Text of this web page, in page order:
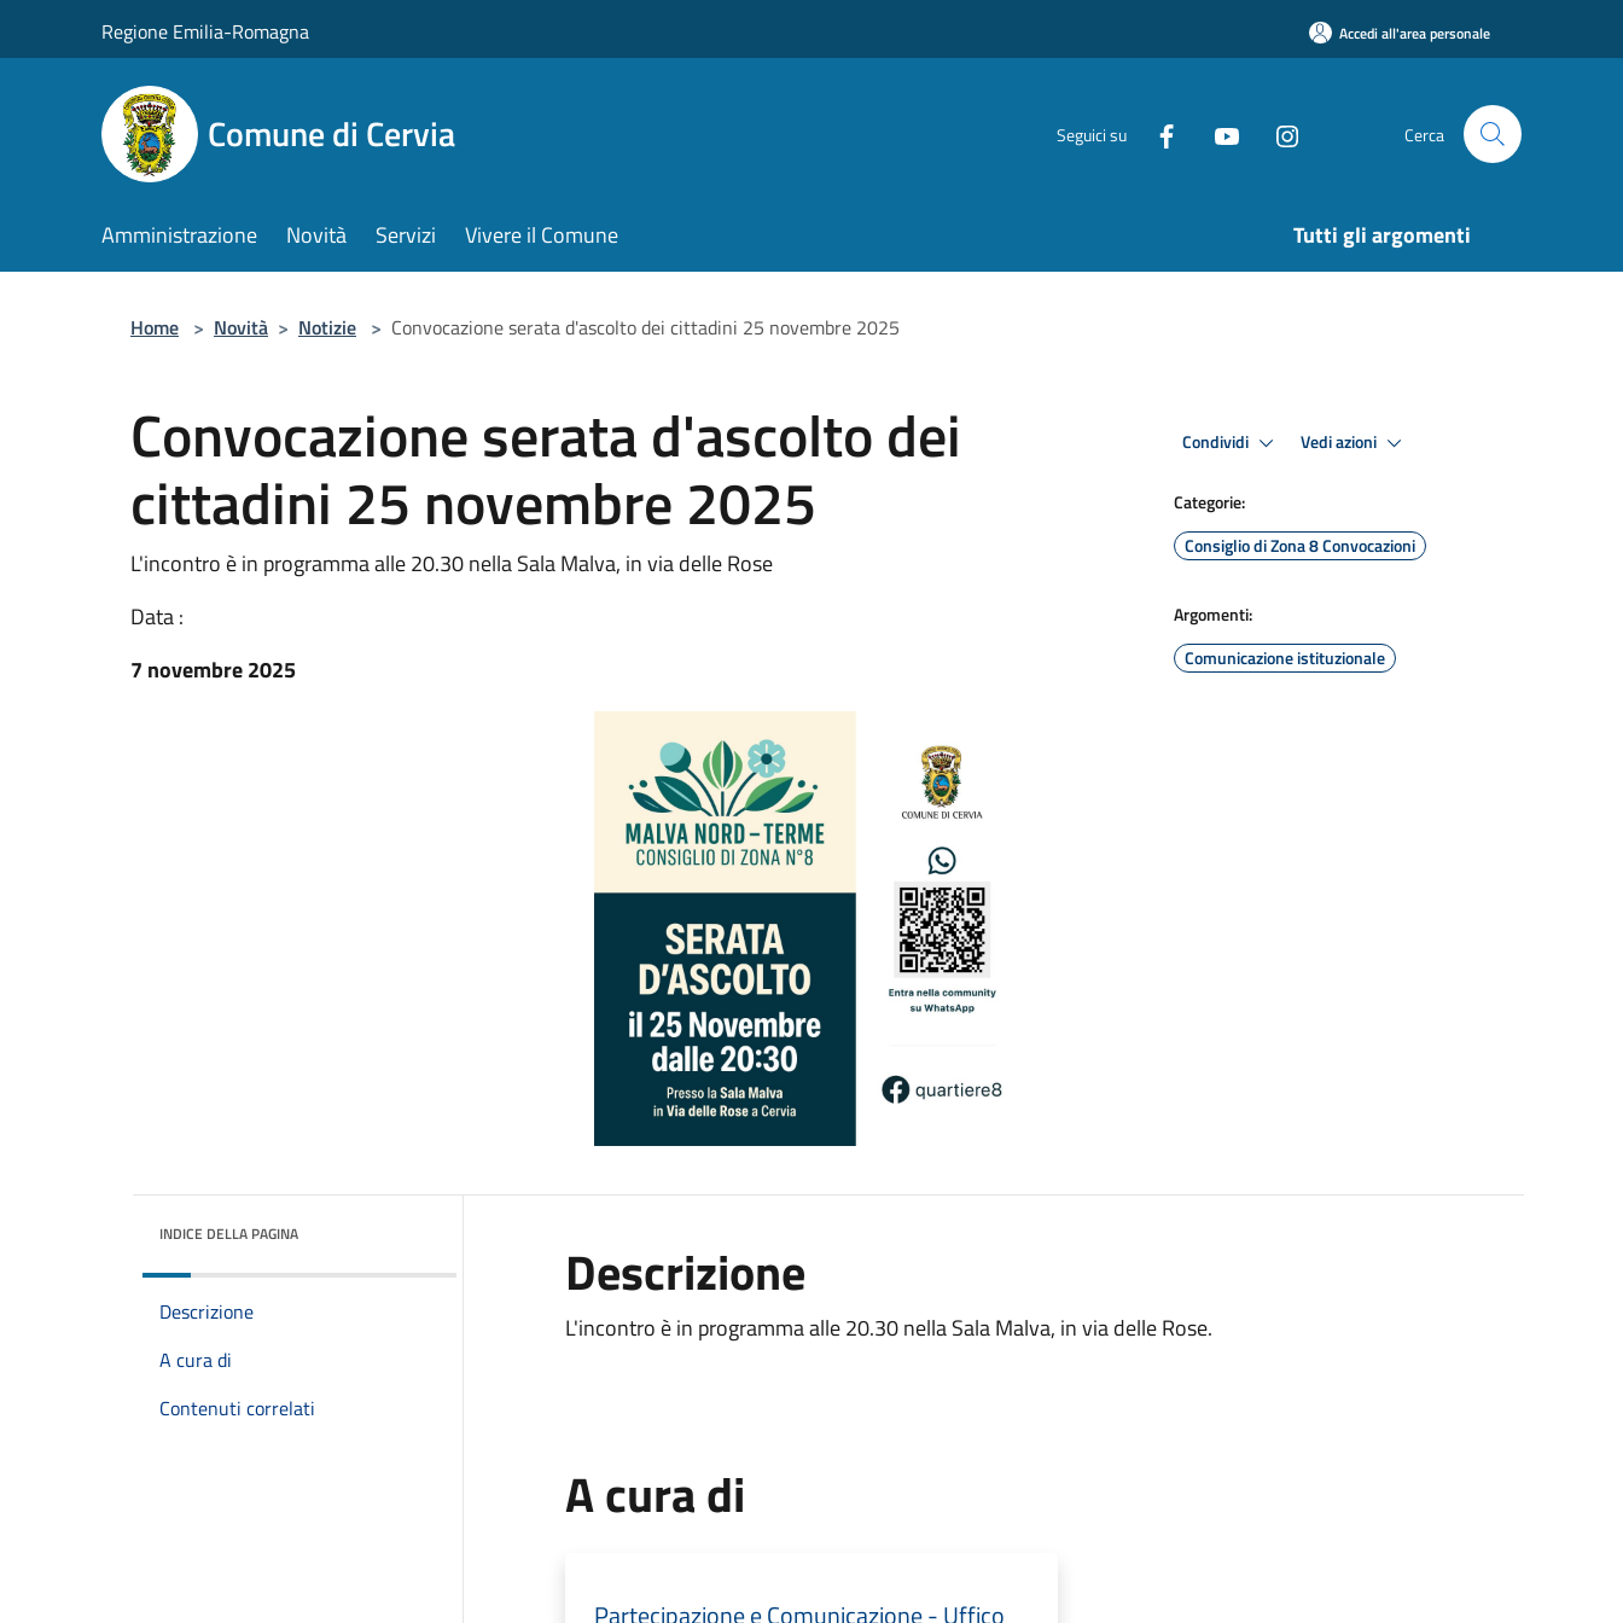
Regione Emilia-Romagna Accedi all'area personale
Comune di Cervia Seguici su Cerca
Amministrazione Novità Servizi Vivere il Comune Tutti gli argomenti
Home > Novità > Notizie > Convocazione serata d'ascolto dei cittadini 25 novembre 2025
Convocazione serata d'ascolto dei
cittadini 25 novembre 2025
L'incontro è in programma alle 20.30 nella Sala Malva, in via delle Rose
Data :
7 novembre 2025
Condividi Vedi azioni
Categorie:
Consiglio di Zona 8 Convocazioni
Argomenti:
Comunicazione istituzionale
INDICE DELLA PAGINA
Descrizione
A cura di
Contenuti correlati
Descrizione
L'incontro è in programma alle 20.30 nella Sala Malva, in via delle Rose.
A cura di
Partecipazione e Comunicazione - Uffico